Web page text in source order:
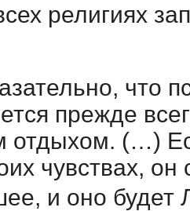
религиях
что
прежде
отдыхом. (…)
чувствах,
и оно